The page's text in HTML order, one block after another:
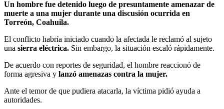
Un hombre fue detenido luego de presuntamente amenazar de
muerte a una mujer durante una discusión ocurrida en
Torreón, Coahuila.
El conflicto habría iniciado cuando la afectada le reclamó al sujeto
una sierra eléctrica. Sin embargo, la situación escaló rápidamente.
De acuerdo con reportes de seguridad, el hombre reaccionó de
forma agresiva y lanzó amenazas contra la mujer.
Ante el temor de que pudiera atacarla, la víctima pidió ayuda a
autoridades.